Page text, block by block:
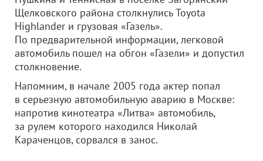
Щелковского района столкнулись Toyota
Highlander и грузовая «Газель».
По предварительной информации, легковой
автомобиль пошел на обгон «Газели» и допустил
столкновение.
Напомним, в начале 2005 года актер попал
в серьезную автомобильную аварию в Москве:
напротив кинотеатра «Литва» автомобиль,
за рулем которого находился Николай
Караченцов, сорвался в занос.